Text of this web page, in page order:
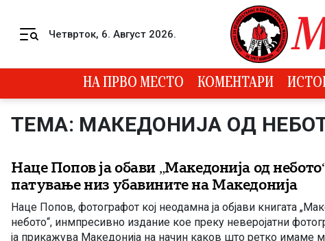
Четврток, 6. Август 2026.
НА ПРВО МЕСТО КОМЕНТАРИ
ТЕМА: МАКЕДОНИЈА ОД
Наце Попов ја обави „Македонија од
патување низ убавините на Македонија
Наце Попов, фотографот кој неодамна ја објави книгата
небото“, инмпресивно издание кое преку неверојатни
ја прикажува Македонија на начин каков што ретко имаме